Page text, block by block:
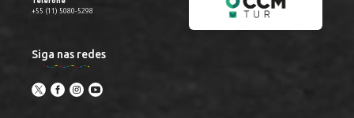
+55 (11) 5080-5298
Siga nas redes